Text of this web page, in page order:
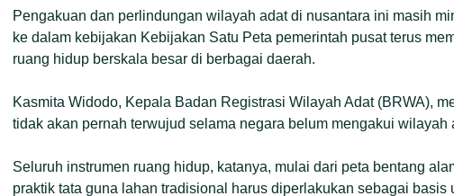
verifikasi, registrasi dan pencatatan. Bahkan, dari luas wilayah
tindih dengan konsesi korporasi.
Pengakuan dan perlindungan wilayah adat di nusantara ini masih
ke dalam kebijakan Kebijakan Satu Peta pemerintah pusat terus
ruang hidup berskala besar di berbagai daerah.
Kasmita Widodo, Kepala Badan Registrasi Wilayah Adat (BRWA),
tidak akan pernah terwujud selama negara belum mengakui wilayah
Seluruh instrumen ruang hidup, katanya, mulai dari peta bentang
praktik tata guna lahan tradisional harus diperlakukan sebagai basis